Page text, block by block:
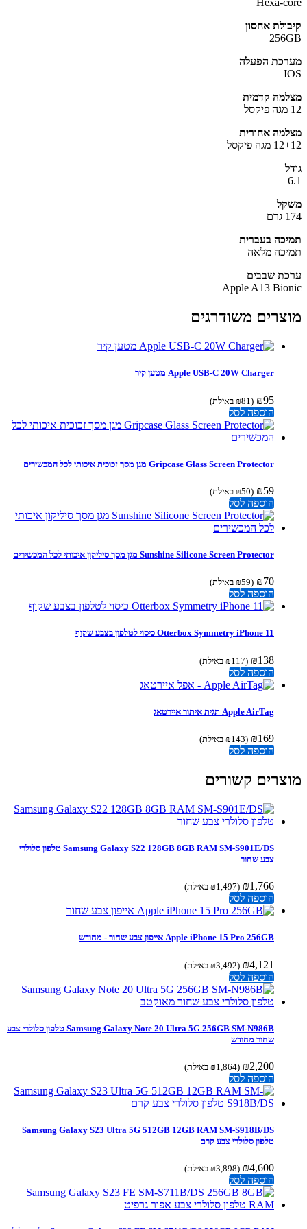
Hexa-
אחסון
הפעלה
קדמית
אחורית
פיקסל
בעברית
מלאה
שבבים
Apple A13
משודרגים
Apple USB-C 20W Charger מטען קיר
(
₪81 באילת)
הוספה לסל
Gripcase Glass Screen Protector מגן מסך זכוכית איכותי לכל המכשירים
(
₪50 באילת)
הוספה לסל
Sunshine Silicone Screen Protector מגן מסך סיליקון איכותי לכל המכשירים
(
₪59 באילת)
הוספה לסל
Otterbox Symmetry iPhone 11 כיסוי לטלפון בצבע שקוף
₪
(
₪ 117 באילת)
הוספה לסל
Apple AirTag תגית איתור איירטאג
₪
(
₪ 143 באילת)
הוספה לסל
קשורים
Samsung Galaxy S22 128GB 8GB RAM SM-S901E/DS טלפון סלולרי
צבע שחור
₪1,766
(
₪1,497 באילת)
הוספה לסל
Apple iPhone 15 Pro 256GB אייפון צבע שחור - מחודש
₪4,121
(
₪3,492 באילת)
הוספה לסל
Samsung Galaxy Note 20 Ultra 5G 256GB SM-N986B טלפון סלולרי צבע
שחור מחודש
₪2,200
(
₪1,864 באילת)
הוספה לסל
Samsung Galaxy S23 Ultra 5G 512GB 12GB RAM SM-S918B/DS
טלפון סלולרי צבע קרם
₪4,600
(
₪3,898 באילת)
הוספה לסל